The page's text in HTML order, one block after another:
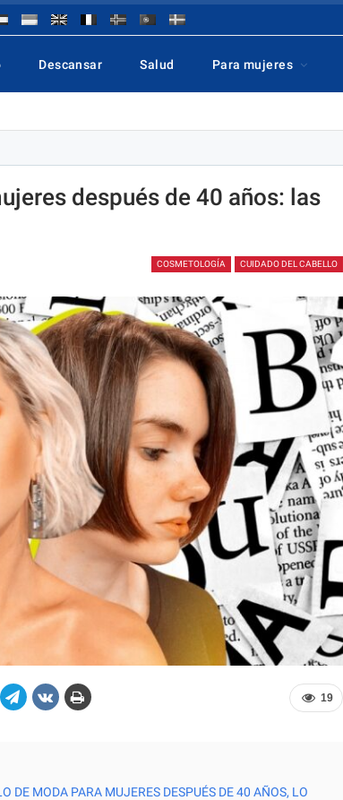
Descansar Salud Para mujeres
después de 40 años: las
COSMETOLOGÍA CUIDADO DEL CABELLO
19
DE MODA PARA MUJERES DESPUÉS DE 40 AÑOS, LO